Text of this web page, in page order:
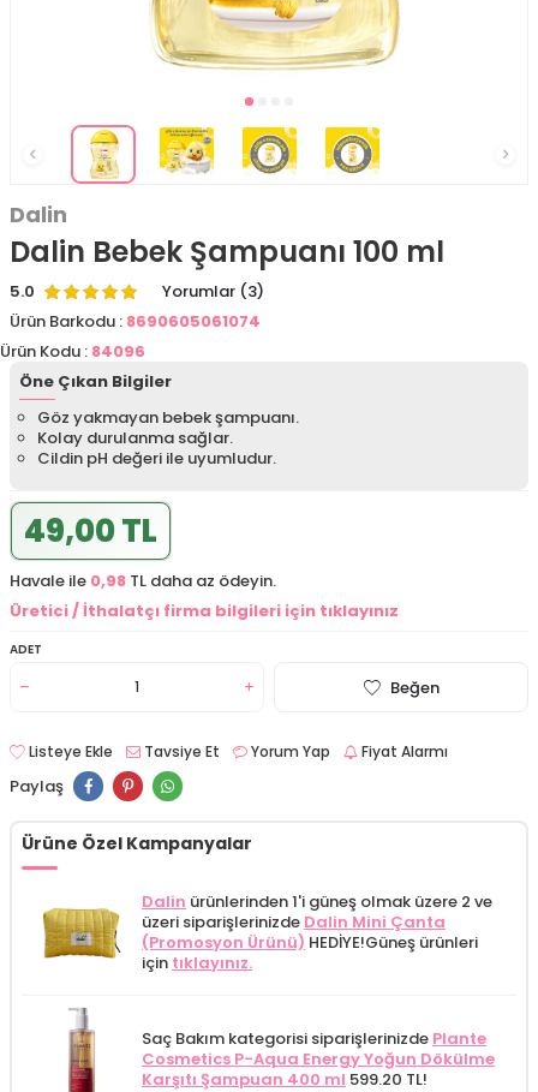
Dalin
Dalin Bebek Şampuanı 100 ml
5.0
Yorumlar (3)
Ürün Barkodu : 8690605061074
Ürün Kodu : 84096
Öne Çıkan Bilgiler
Göz yakmayan bebek şampuanı.
Kolay durulanma sağlar.
Cildin pH değeri ile uyumludur.
49,00 TL
Havale ile 0,98 TL daha az ödeyin.
Üretici / İthalatçı firma bilgileri için tıklayınız
ADET
Beğen
Listeye Ekle Tavsiye Et Yorum Yap Fiyat Alarmı
Paylaş
Ürüne Özel Kampanyalar
Dalin ürünlerinden 1'i güneş olmak üzere 2 ve
üzeri siparişlerinizde Dalin Mini Çanta
(Promosyon Ürünü) HEDİYE!Güneş ürünleri
için tıklayınız.
Saç Bakım kategorisi siparişlerinizde Plante
Cosmetics P-Aqua Energy Yoğun Dökülme
Karşıtı Şampuan 400 ml 599.20 TL!